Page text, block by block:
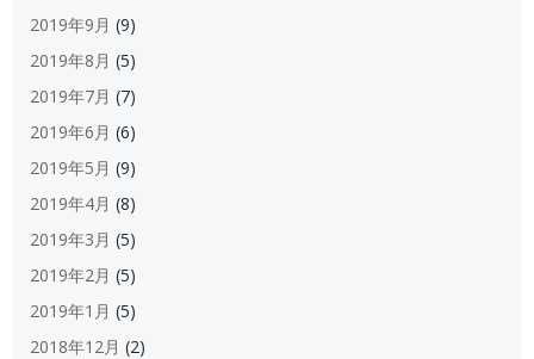
2019年9月 (9)
2019年8月 (5)
2019年7月 (7)
2019年6月 (6)
2019年5月 (9)
2019年4月 (8)
2019年3月 (5)
2019年2月 (5)
2019年1月 (5)
2018年12月 (2)